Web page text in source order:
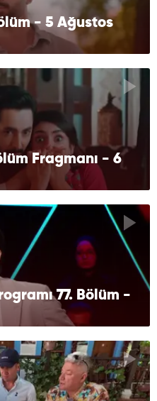
- 5 Ağustos
Fragmanı - 6
77. Bölüm -